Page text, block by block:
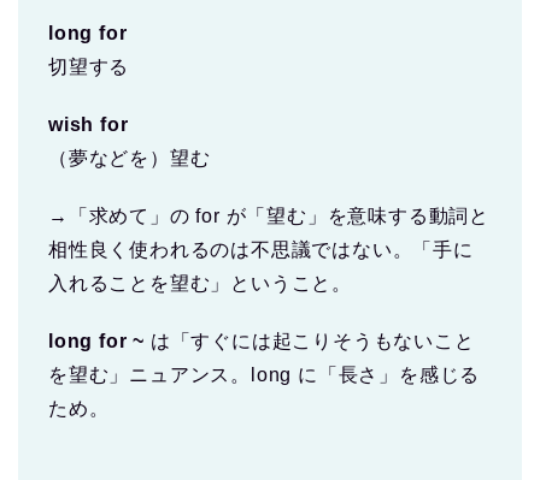
long for
切望する
wish for
（夢などを）望む
→「求めて」の for が「望む」を意味する動詞と
相性良く使われるのは不思議ではない。「手に
入れることを望む」ということ。
long for ~ は「すぐには起こりそうもないこと
を望む」ニュアンス。long に「長さ」を感じる
ため。